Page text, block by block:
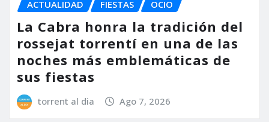
ACTUALIDAD FIESTAS OCIO
La Cabra honra la tradición del
rossejat torrentí en una de las
noches más emblemáticas de
sus fiestas
torrent al dia Ago 7, 2026